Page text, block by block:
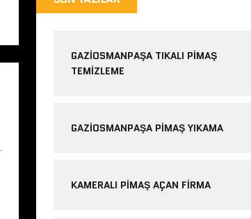
GAZIOSMANPAŞA TIKALI PIMAŞ
TEMIZLEME
GAZIOSMANPAŞA PIMAŞ YIKAMA
KAMERALI PIMAŞ AÇAN FIRMA